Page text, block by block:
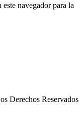
navegador para la
Derechos Reservados